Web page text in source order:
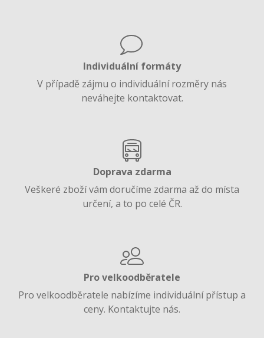
Individuální formáty
V případě zájmu o individuální rozměry nás
neváhejte kontaktovat.
Doprava zdarma
Veškeré zboží vám doručíme zdarma až do místa
určení, a to po celé ČR.
Pro velkoodběratele
Pro velkoodběratele nabízíme individuální přístup a
ceny. Kontaktujte nás.